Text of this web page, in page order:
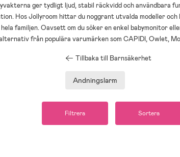
ger tydligt ljud, stabil räckvidd och användbara
Hos Jollyroom hittar du noggrant utvalda modeller
familjen. Oavsett om du söker en enkel babymonitor
från populära varumärken som CAPIDI, Owlet,
Tillbaka till Barnsäkerhet
Andningslarm
Filtrera Sortera